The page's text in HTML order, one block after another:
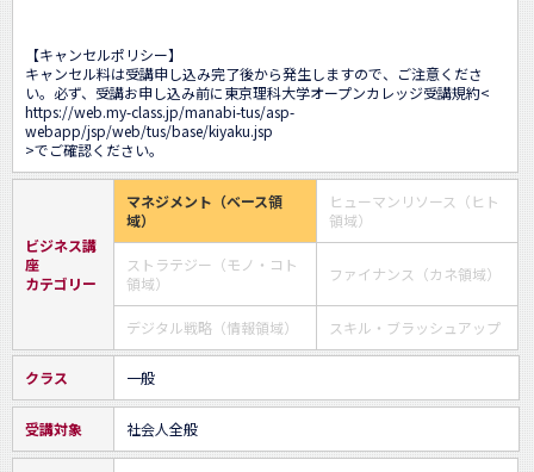
【キャンセルポリシー】
キャンセル料は受講申し込み完了後から発生しますので、ご注意くださ
い。必ず、受講お申し込み前に東京理科大学オープンカレッジ受講規約<
https://web.my-class.jp/manabi-tus/asp-
webapp/jsp/web/tus/base/kiyaku.jsp
>でご確認ください。
ビジネス講
座
カテゴリー
マネジメント（ベース領
域）
ヒューマンリソース（ヒト
領域）
ストラテジー（モノ・コト
領域）
ファイナンス（カネ領域）
デジタル戦略（情報領域） スキル・ブラッシュアップ
クラス 一般
受講対象 社会人全般